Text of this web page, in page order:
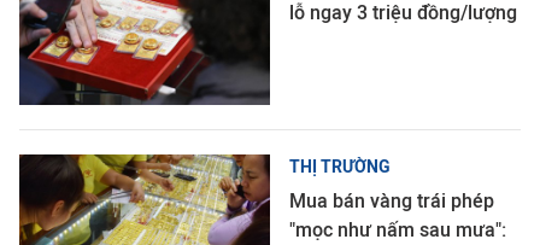
lỗ ngay 3 triệu đồng/lượng
THỊ TRƯỜNG
Mua bán vàng trái phép
"mọc như nấm sau mưa":